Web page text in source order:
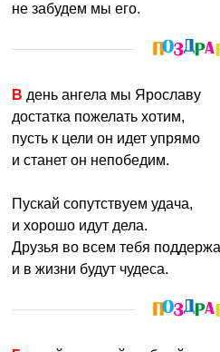
не забудем мы его.
В день ангела мы Ярославу
достатка пожелать хотим,
пусть к цели он идет упрямо
и станет он непобедим.
Пускай сопутствуем удача,
и хорошо идут дела.
Друзья во всем тебя
и в жизни будут чудеса.